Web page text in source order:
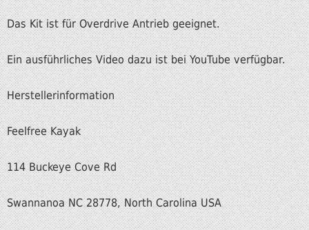
Das Kit ist für Overdrive Antrieb geeignet.
Ein ausführliches Video dazu ist bei YouTube verfügbar.
Herstellerinformation
Feelfree Kayak
114 Buckeye Cove Rd
Swannanoa NC 28778, North Carolina USA